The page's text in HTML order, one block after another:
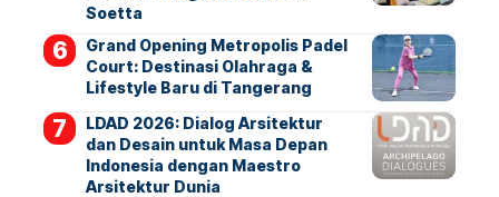
Soetta
Grand Opening Metropolis Padel
Court: Destinasi Olahraga &
Lifestyle Baru di Tangerang
LDAD 2026: Dialog Arsitektur
dan Desain untuk Masa Depan
Indonesia dengan Maestro
Arsitektur Dunia